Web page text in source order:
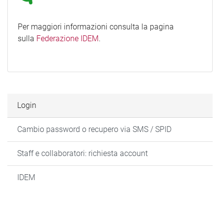
Per maggiori informazioni consulta la pagina
sulla Federazione IDEM.
Login
Cambio password o recupero via SMS / SPID
Staff e collaboratori: richiesta account
IDEM